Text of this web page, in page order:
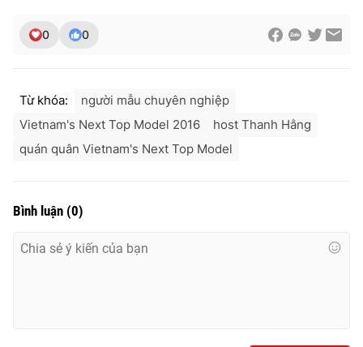
0 0
Từ khóa:
người mẫu chuyên nghiệp
Vietnam's Next Top Model 2016
host Thanh Hằng
quán quân Vietnam's Next Top Model
Bình luận (0)